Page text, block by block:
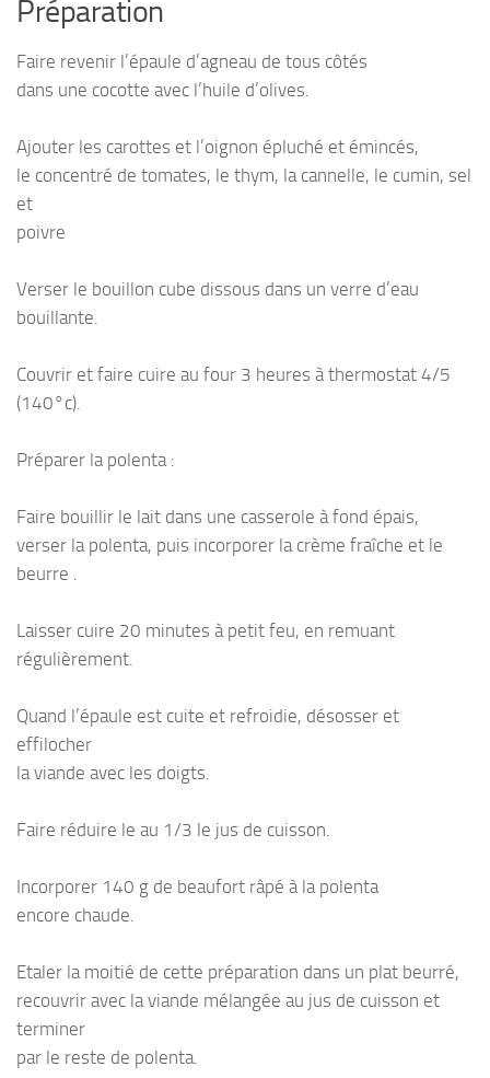
Préparation
Faire revenir l’épaule d’agneau de tous côtés
dans une cocotte avec l’huile d’olives.
Ajouter les carottes et l’oignon épluché et émincés,
le concentré de tomates, le thym, la cannelle, le cumin, sel
et
poivre
Verser le bouillon cube dissous dans un verre d’eau
bouillante.
Couvrir et faire cuire au four 3 heures à thermostat 4/5
(140°c).
Préparer la polenta :
Faire bouillir le lait dans une casserole à fond épais,
verser la polenta, puis incorporer la crème fraîche et le
beurre .
Laisser cuire 20 minutes à petit feu, en remuant
régulièrement.
Quand l’épaule est cuite et refroidie, désosser et
effilocher
la viande avec les doigts.
Faire réduire le au 1/3 le jus de cuisson.
Incorporer 140 g de beaufort râpé à la polenta
encore chaude.
Etaler la moitié de cette préparation dans un plat beurré,
recouvrir avec la viande mélangée au jus de cuisson et
terminer
par le reste de polenta.